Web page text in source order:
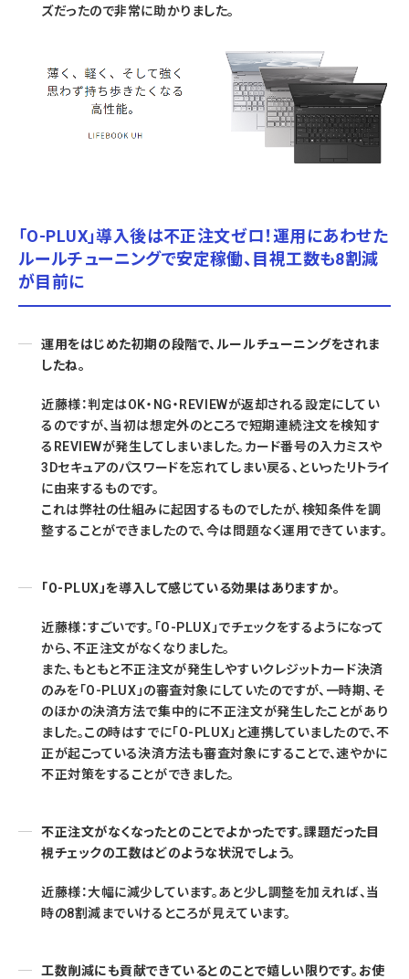
ズだったので非常に助かりました。
「O-PLUX」導入後は不正注文ゼロ！運用にあわせた
ルールチューニングで安定稼働、目視工数も8割減
が目前に
運用をはじめた初期の段階で、ルールチューニングをされま
したね。
近藤様：判定はOK・NG・REVIEWが返却される設定にしてい
るのですが、当初は想定外のところで短期連続注文を検知す
るREVIEWが発生してしまいました。カード番号の入力ミスや
3Dセキュアのパスワードを忘れてしまい戻る、といったリトライ
に由来するものです。
これは弊社の仕組みに起因するものでしたが、検知条件を調
整することができましたので、今は問題なく運用できています。
「O-PLUX」を導入して感じている効果はありますか。
近藤様：すごいです。「O-PLUX」でチェックをするようになって
から、不正注文がなくなりました。
また、もともと不正注文が発生しやすいクレジットカード決済
のみを「O-PLUX」の審査対象にしていたのですが、一時期、そ
のほかの決済方法で集中的に不正注文が発生したことがあり
ました。この時はすでに「O-PLUX」と連携していましたので、不
正が起こっている決済方法も審査対象にすることで、速やかに
不正対策をすることができました。
不正注文がなくなったとのことでよかったです。課題だった目
視チェックの工数はどのような状況でしょう。
近藤様：大幅に減少しています。あと少し調整を加えれば、当
時の8割減までいけるところが見えています。
工数削減にも貢献できているとのことで嬉しい限りです。お使